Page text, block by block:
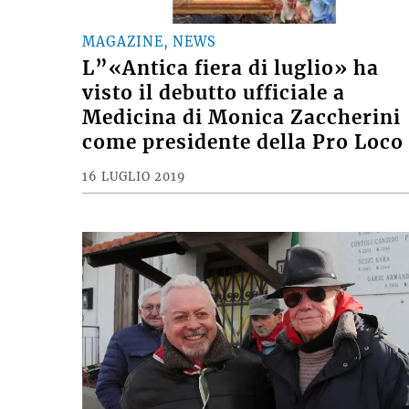
MAGAZINE, NEWS
L”«Antica fiera di luglio» ha
visto il debutto ufficiale a
Medicina di Monica Zaccherini
come presidente della Pro Loco
16 LUGLIO 2019